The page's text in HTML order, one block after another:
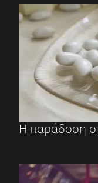
Η παράδοση